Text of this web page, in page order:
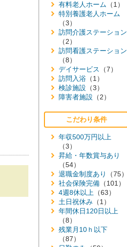
有料老人ホーム （1）
特別養護老人ホーム
（3）
訪問介護ステーション
（2）
訪問看護ステーション
（8）
デイサービス
（7）
訪問入浴 （1）
検診施設 （3）
障害者施設 （2）
こだわり条件
年収500万円以上
（3）
昇給・年数賞与あり
（54）
退職金制度あり
（75）
社会保険完備 （101）
4週8休以上 （63）
土日祝休み （1）
年間休日120日以上
（8）
残業月10ｈ以下
（87）